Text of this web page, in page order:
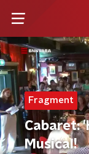
Fragment
Cabaret:
Musical!